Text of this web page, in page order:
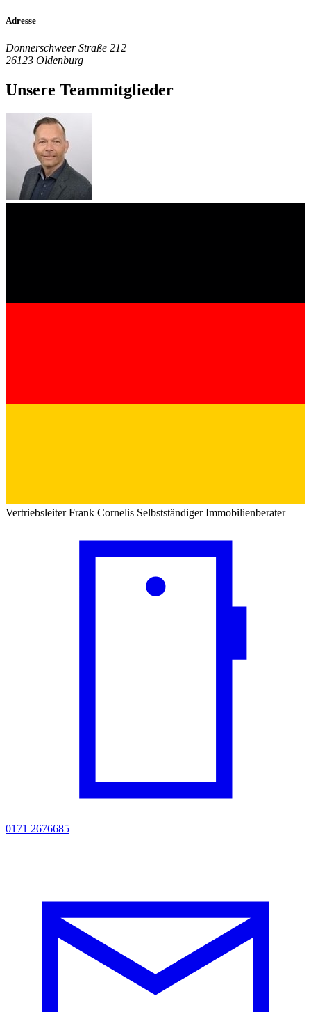
Adresse
Donnerschweer Straße 212
26123 Oldenburg
Unsere Teammitglieder
Vertriebsleiter Frank Cornelis Selbstständiger Immobilienberater
0171 2676685